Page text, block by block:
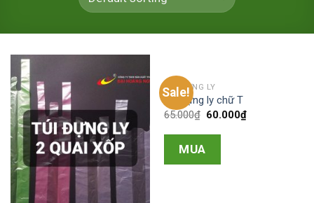
Sale!
TÚI ĐỰNG LY
Túi đựng ly chữ T
65.000₫ 60.000₫
MUA